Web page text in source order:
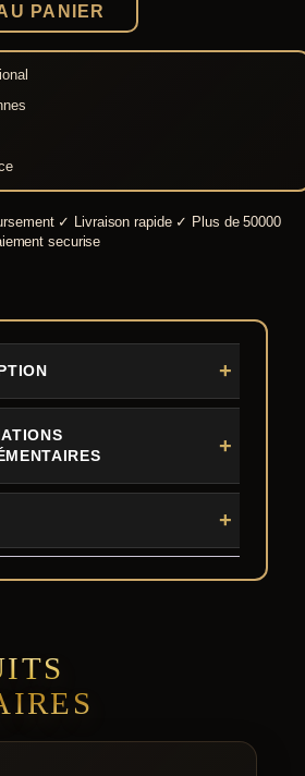
PANIER
✓ Livraison rapide ✓ Plus de 50000
securise